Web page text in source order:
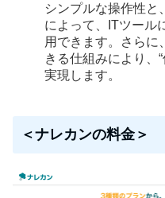
シンプルな操作性と
によって、ITツール
用できます。さらに
きる仕組みにより、
実現します。
＜ナレカンの料金＞